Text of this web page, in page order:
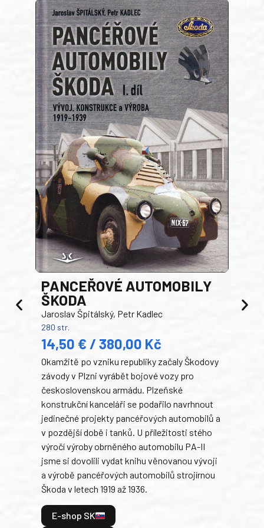
PANCEŘOVÉ AUTOMOBILY
ŠKODA
Jaroslav Špitálský, Petr Kadlec
280 str.
14,50 € / 380,00 Kč
Okamžitě po vzniku republiky začaly Škodovy
závody v Plzni vyrábět bojové vozy pro
československou armádu. Plzeňské
konstrukční kanceláři se podařilo navrhnout
jedinečné projekty pancéřových automobilů a
v pozdější době i tanků. U příležitosti stého
výročí výroby obrněného automobilu PA-II
jsme si dovolili vydat knihu věnovanou vývoji
a výrobě pancéřových automobilů strojírnou
Škoda v letech 1919 až 1936.
E-shop SK